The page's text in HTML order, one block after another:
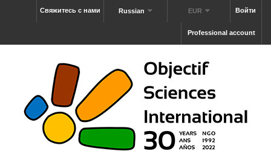
Войти
EUR
Russian
Свяжитесь с нами
Professional account